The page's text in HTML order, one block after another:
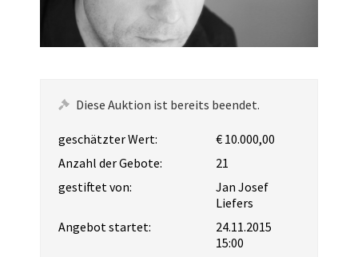
Diese Auktion ist bereits beendet.
geschätzter Wert:
€ 10.000,00
Anzahl der Gebote:
21
gestiftet von:
Jan Josef
Liefers
Angebot startet:
24.11.2015
15:00